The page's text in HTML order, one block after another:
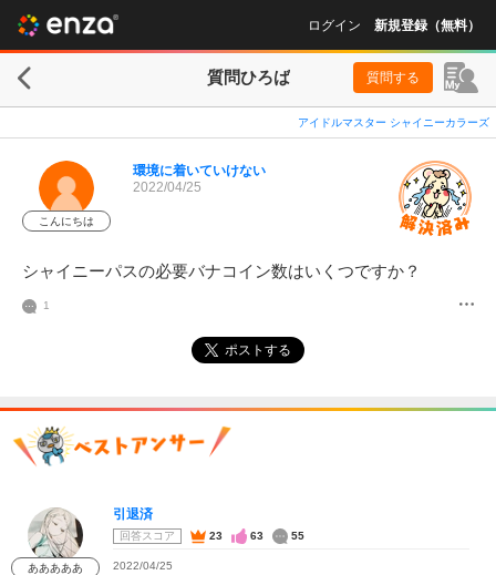
ログイン 新規登録（無料）
質問ひろば 質問する
アイドルマスター シャイニーカラーズ
こんにちは
環境に着いていけない
2022/04/25
シャイニーパスの必要バナコイン数はいくつですか？
1
ポストする
あああああ
引退済
回答スコア 23 63 55
2022/04/25